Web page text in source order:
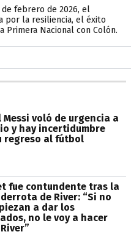
febrero de 2026, el
por la resiliencia, el éxito
Nacional con Colón.
Messi voló de urgencia a
y hay incertidumbre
regreso al fútbol
fue contundente tras la
de River: “Si no
a dar los
no le voy a hacer